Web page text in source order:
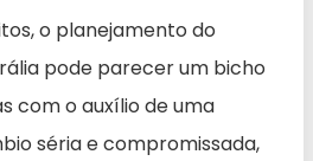
o planejamento do
pode parecer um bicho
com o auxílio de uma
séria e compromissada,